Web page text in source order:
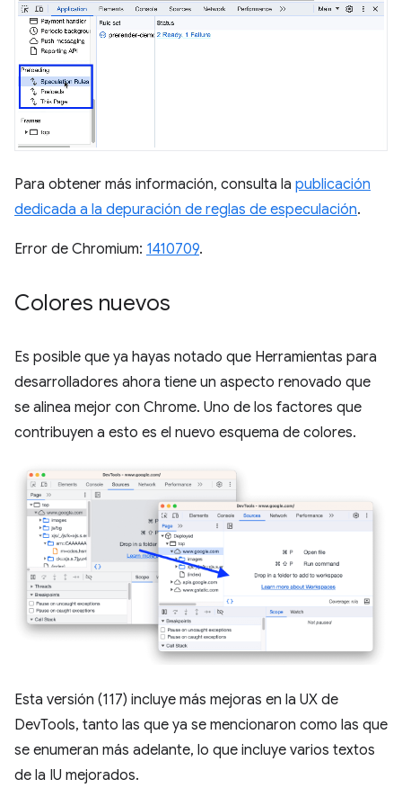
Para obtener más información, consulta la publicación
dedicada a la depuración de reglas de especulación.
Error de Chromium: 1410709.
Colores nuevos
Es posible que ya hayas notado que Herramientas para
desarrolladores ahora tiene un aspecto renovado que
se alinea mejor con Chrome. Uno de los factores que
contribuyen a esto es el nuevo esquema de colores.
Esta versión (117) incluye más mejoras en la UX de
DevTools, tanto las que ya se mencionaron como las que
se enumeran más adelante, lo que incluye varios textos
de la IU mejorados.